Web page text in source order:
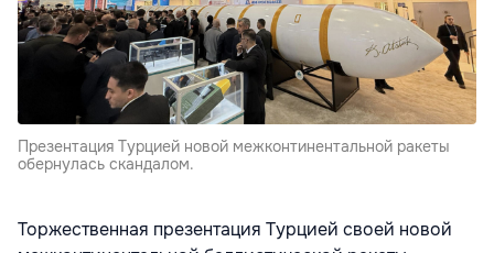
Презентация Турцией новой межконтинентальной ракеты
обернулась скандалом.
Торжественная презентация Турцией своей новой